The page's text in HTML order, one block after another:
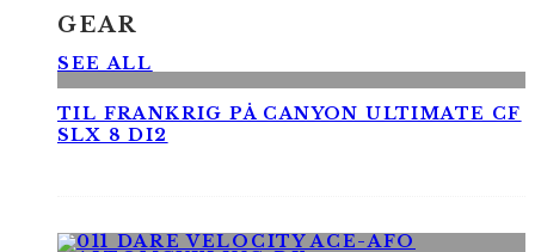
GEAR
SEE ALL
TIL FRANKRIG PÅ CANYON ULTIMATE CF
SLX 8 DI2